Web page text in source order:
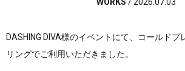
DASHING DIVA様のイベントにて、コールドプ
リングでご利用いただきました。